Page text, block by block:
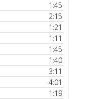
1:45
2:15
1:21
1:11
1:45
1:40
3:11
4:01
1:19